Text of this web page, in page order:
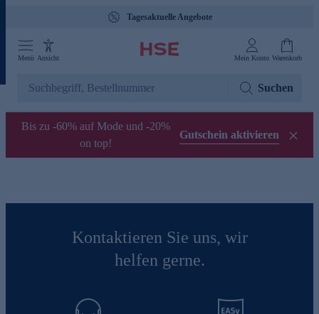
Tagesaktuelle Angebote
Menü Ansicht Mein Konto Warenkorb
Suchen
Bis zu -60% auf Mode und -20%
on top!
Gutschein aktivieren
Kontaktieren Sie uns, wir
helfen gerne.